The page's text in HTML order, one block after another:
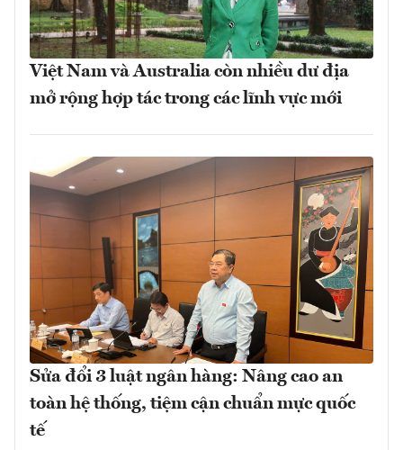
Việt Nam và Australia còn nhiều dư địa
mở rộng hợp tác trong các lĩnh vực mới
Sửa đổi 3 luật ngân hàng: Nâng cao an
toàn hệ thống, tiệm cận chuẩn mực quốc
tế